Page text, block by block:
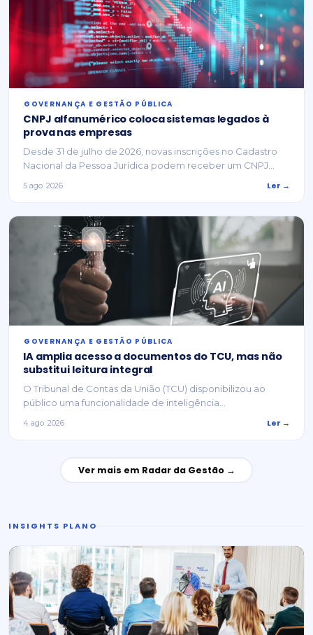
⁠GOVERNANÇA E GESTÃO PÚBLICA
CNPJ alfanumérico coloca sistemas legados à
prova nas empresas
Desde 31 de julho de 2026, novas inscrições no Cadastro
Nacional da Pessoa Jurídica podem receber um CNPJ...
5 ago. 2026 Ler →
⁠GOVERNANÇA E GESTÃO PÚBLICA
IA amplia acesso a documentos do TCU, mas não
substitui leitura integral
O Tribunal de Contas da União (TCU) disponibilizou ao
público uma funcionalidade de inteligência...
4 ago. 2026 Ler →
Ver mais em Radar da Gestão →
INSIGHTS PLANO